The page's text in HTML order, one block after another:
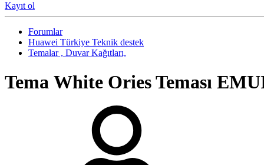
Kayıt ol
Forumlar
Huawei Türkiye Teknik destek
Temalar , Duvar Kağıtları,
Tema White Ories Teması